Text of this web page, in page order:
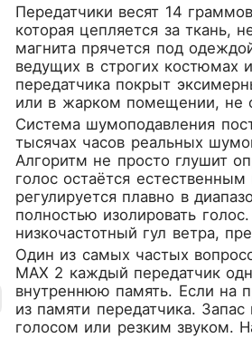
Передатчики весят 14
которая цепляется за ткань,
магнита прячется под
ведущих в строгих костюмах
передатчика покрыт
или в жарком помещении, не
Система шумоподавления
тысячах часов реальных
Алгоритм не просто глушит
голос остаётся
регулируется плавно в
полностью изолировать
низкочастотный гул ветра,
Один из самых частых
MAX 2 каждый передатчик
внутреннюю память. Если на
из памяти передатчика.
голосом или резким звуком.